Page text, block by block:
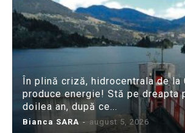
În plină criză, hidrocentrala de la
produce energie! Stă pe dreapta
doilea an, după ce...
Bianca SARA - august 5, 2026